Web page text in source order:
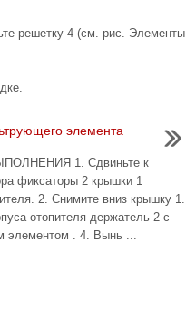
решетку 4 (см. рис. Элементы
элемента
1. Сдвиньте к
фиксаторы 2 крышки 1
2. Снимите вниз крышку 1.
отопителя держатель 2 с
элементом . 4. Вынь ...